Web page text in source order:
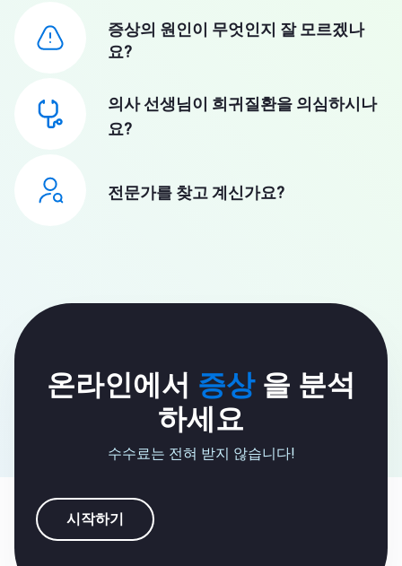
증상의 원인이 무엇인지 잘 모르겠나
요?
의사 선생님이 희귀질환을 의심하시나
요?
전문가를 찾고 계신가요?
온라인에서 증상을 분석
하세요
수수료는 전혀 받지 않습니다!
시작하기